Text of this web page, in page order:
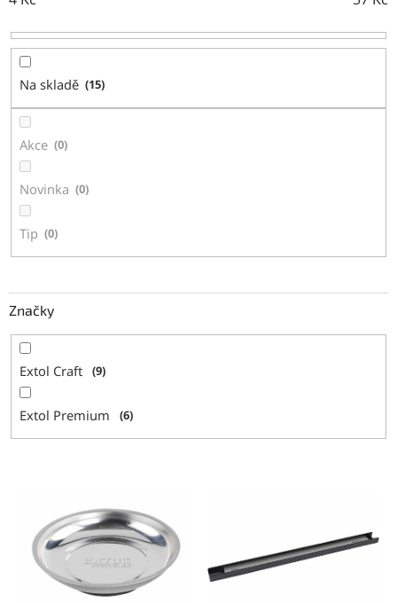
o
d
t
Na skladě 15
Akce 0
Novinka 0
Tip 0
Značky
Extol Craft 9
Extol Premium 6